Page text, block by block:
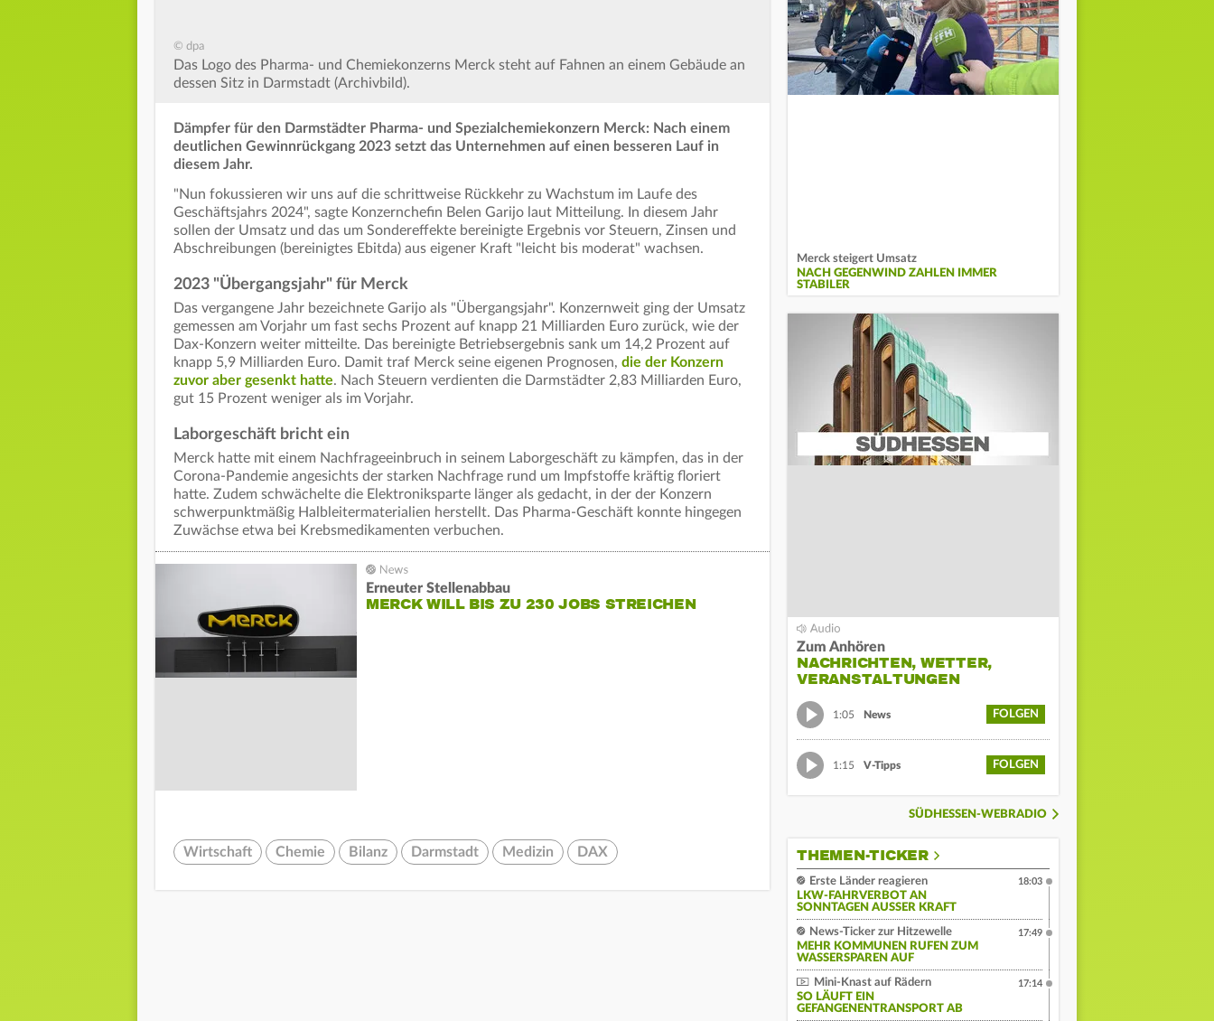
© dpa
Das Logo des Pharma- und Chemiekonzerns Merck steht auf Fahnen an einem Gebäude an
dessen Sitz in Darmstadt (Archivbild).
Dämpfer für den Darmstädter Pharma- und Spezialchemiekonzern Merck: Nach einem
deutlichen Gewinnrückgang 2023 setzt das Unternehmen auf einen besseren Lauf in
diesem Jahr.
"Nun fokussieren wir uns auf die schrittweise Rückkehr zu Wachstum im Laufe des
Geschäftsjahrs 2024", sagte Konzernchefin Belen Garijo laut Mitteilung. In diesem Jahr
sollen der Umsatz und das um Sondereffekte bereinigte Ergebnis vor Steuern, Zinsen und
Abschreibungen (bereinigtes Ebitda) aus eigener Kraft "leicht bis moderat" wachsen.
2023 "Übergangsjahr" für Merck
Das vergangene Jahr bezeichnete Garijo als "Übergangsjahr". Konzernweit ging der Umsatz
gemessen am Vorjahr um fast sechs Prozent auf knapp 21 Milliarden Euro zurück, wie der
Dax-Konzern weiter mitteilte. Das bereinigte Betriebsergebnis sank um 14,2 Prozent auf
knapp 5,9 Milliarden Euro. Damit traf Merck seine eigenen Prognosen, die der Konzern
zuvor aber gesenkt hatte. Nach Steuern verdienten die Darmstädter 2,83 Milliarden Euro,
gut 15 Prozent weniger als im Vorjahr.
Laborgeschäft bricht ein
Merck hatte mit einem Nachfrageeinbruch in seinem Laborgeschäft zu kämpfen, das in der
Corona-Pandemie angesichts der starken Nachfrage rund um Impfstoffe kräftig floriert
hatte. Zudem schwächelte die Elektroniksparte länger als gedacht, in der der Konzern
schwerpunktmäßig Halbleitermaterialien herstellt. Das Pharma-Geschäft konnte hingegen
Zuwächse etwa bei Krebsmedikamenten verbuchen.
Erneuter Stellenabbau
MERCK WILL BIS ZU 230 JOBS STREICHEN
Wirtschaft Chemie Bilanz Darmstadt Medizin DAX
Merck steigert Umsatz
NACH GEGENWIND ZAHLEN IMMER
STABILER
Zum Anhören
NACHRICHTEN, WETTER,
VERANSTALTUNGEN
1:05 News FOLGEN
1:15 V-Tipps FOLGEN
SÜDHESSEN-WEBRADIO
THEMEN-TICKER
Erste Länder reagieren
LKW-FAHRVERBOT AN
SONNTAGEN AUSSER KRAFT
18:03
News-Ticker zur Hitzewelle
MEHR KOMMUNEN RUFEN ZUM
WASSERSPAREN AUF
17:49
Mini-Knast auf Rädern
SO LÄUFT EIN
GEFANGENENTRANSPORT AB
17:14